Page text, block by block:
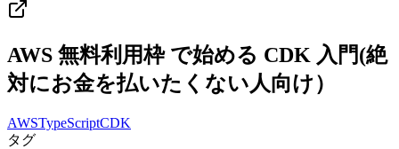
AWS 無料利用枠 で始める CDK 入門(絶
対にお金を払いたくない人向け）
AWSTypeScriptCDK
タグ